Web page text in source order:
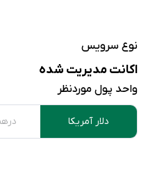
نوع سرویس
اکانت مدیریت شده
واحد پول مورد‌نظر
دلار آمریکا